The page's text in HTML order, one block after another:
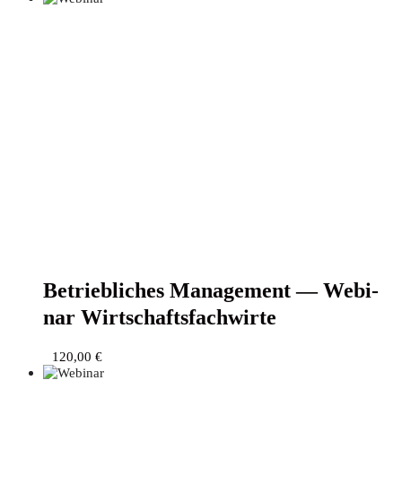
Betrieb­li­ches Manage­ment — Web­i­
nar Wirtschaftsfachwirte
120,00 €